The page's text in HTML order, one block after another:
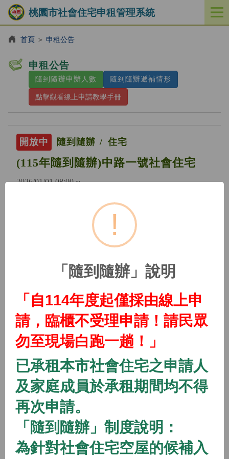
桃園市社會住宅申租管理系統
開
啟
首頁 ＞ 申租公告
申租公告
隨到隨辦申辦人數 隨到隨辦遞補情形
點擊觀看線上申請教學手冊
開放中 隨到隨辦 住宅
(115年隨到隨辦)中路一號社會住宅
2026/01/01 08:00 ~
隨到隨辦 住宅
(115年隨到隨辦)中路二號社會住宅
(115年隨到隨辦)中路三號社會住宅
2026/01/01 08:00 ~
(115年隨到隨辦)中路四號社會住宅
2026/01/01 08:00 ~
開放中 隨到隨辦 住宅
(115年隨到隨辦)八德一號社會住宅
!
「隨到隨辦」說明
「自114年度起僅採由線上申
請，臨櫃不受理申請！請民眾
勿至現場白跑一趟！」
已承租本市社會住宅之申請人
及家庭成員於承租期間均不得
再次申請。
「隨到隨辦」制度說明：
為針對社會住宅空屋的候補入